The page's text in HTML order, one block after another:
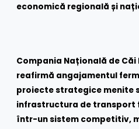
economică regională și
Compania Națională de Căi
reafirmă angajamentul
proiecte strategice menite
infrastructura de transport
într-un sistem competitiv,